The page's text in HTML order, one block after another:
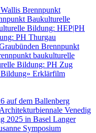
Brennpunkt
Baukulturelle
Bildung: HEP|PH
PH Thurgau
Brennpunkt
baukulturelle
Bildung: PH Zug
Erklärfilm
auf dem Ballenberg
Venedig
2025 in Basel Langer
Symposium